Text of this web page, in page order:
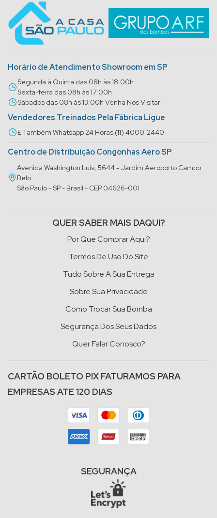
Horário de Atendimento Showroom em SP
Segunda à Quinta das 08h às 18:00h
Sexta-feira das 08h às 17:00h
Sábados das 08h às 13:00h Venha Nos Visitar
Vendedores Treinados Pela Fábrica Ligue
E Também Whatsapp 24 Horas (11) 4000-2440
Centro de Distribuição Congonhas Aero SP
Avenida Washington Luis, 5644 - Jardim Aeroporto Campo
Belo
São Paulo - SP - Brasil - CEP 04626-001
QUER SABER MAIS DAQUI?
Por Que Comprar Aqui?
Termos De Uso Do Site
Tudo Sobre A Sua Entrega
Sobre Sua Privacidade
Como Trocar Sua Bomba
Segurança Dos Seus Dados
Quer Falar Conosco?
CARTÃO BOLETO PIX FATURAMOS PARA
EMPRESAS ATE 120 DIAS
SEGURANÇA